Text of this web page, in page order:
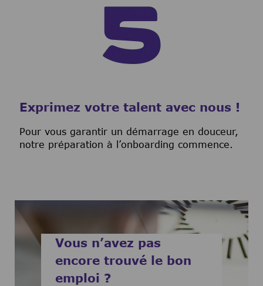
Exprimez votre talent avec nous !
Pour vous garantir un démarrage en douceur,
notre préparation à l’onboarding commence.
Vous n’avez pas
encore trouvé le bon
emploi ?